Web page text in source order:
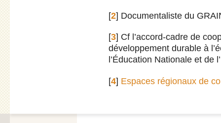
[2] Documentaliste du
[3] Cf l’accord-cadre de
développement durable à
l’Éducation Nationale et de
[4] Espaces régionaux de